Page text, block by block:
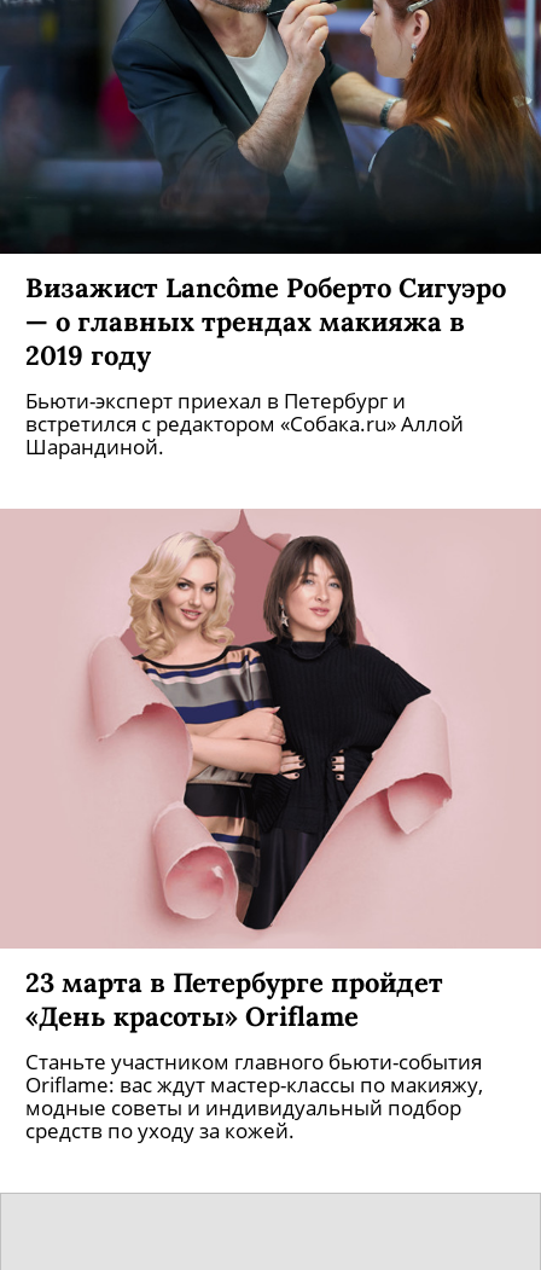
Визажист Lancôme Роберто Сигуэро
— о главных трендах макияжа в
2019 году
Бьюти-эксперт приехал в Петербург и
встретился с редактором «Собака.ru» Аллой
Шарандиной.
23 марта в Петербурге пройдет
«День красоты» Oriflame
Станьте участником главного бьюти-события
Oriflame: вас ждут мастер-классы по макияжу,
модные советы и индивидуальный подбор
средств по уходу за кожей.